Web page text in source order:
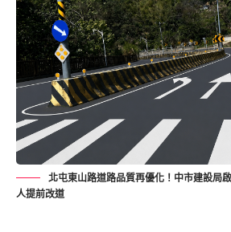
北屯東山路道路品質再優化！中市建設局
人提前改道